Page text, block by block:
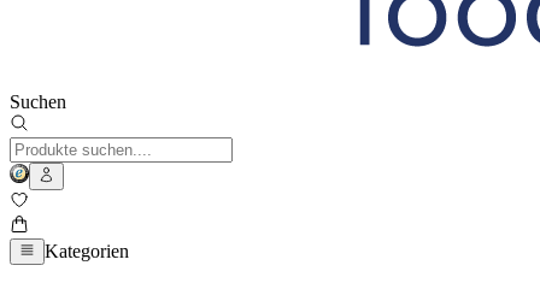
Suchen
Kategorien